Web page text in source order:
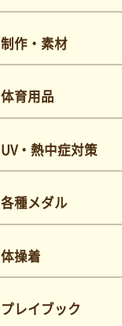
制作・素材
体育用品
UV・熱中症対策
各種メダル
体操着
プレイブック